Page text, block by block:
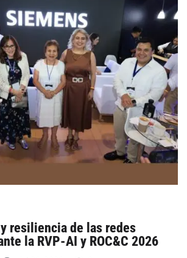
resiliencia de las redes
la RVP-AI y ROC&C 2026